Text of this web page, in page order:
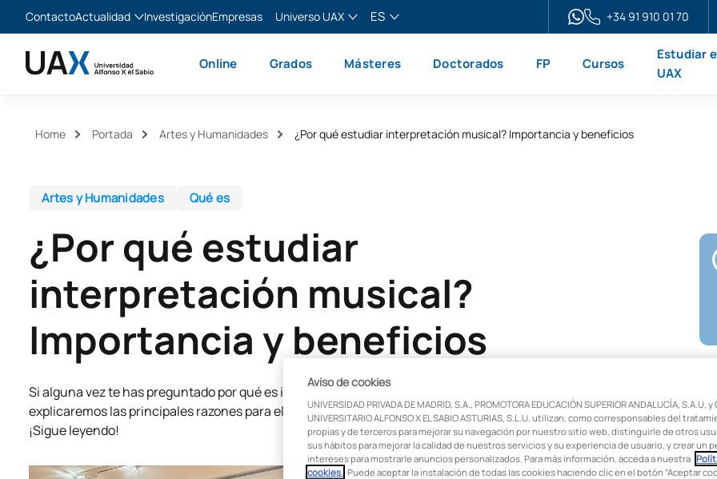
ContactoActualidad
Noticias
InvestigaciónEmpresas
Universo UAX
XTART
ES
English
+34 91 910 01 70
Online Grados Másteres Doctorados FP Cursos
Estudiar
UAX
Home Portada Artes y Humanidades ¿Por qué estudiar interpretación musical? Importancia y beneficios
Artes y Humanidades Qué es
¿Por qué estudiar
interpretación musical?
Importancia y beneficios
Si alguna vez te has preguntado por qué es importante estudiar música, en este artículo te
explicaremos las principales razones para elegir esta carrera y todo lo que aporta al ser humano.
¡Sigue leyendo!
Aviso de cookies
UNIVERSIDAD PRIVADA DE MADRID, S.A., PROMOTORA EDUCACIÓN SUPERIOR ANDALUCÍA, S.A.U. y
UNIVERSITARIO ALFONSO X EL SABIO ASTURIAS, S.L.U. utilizan, como corresponsables del
propias y de terceros para mejorar su navegación por nuestro sitio web, distinguirle de otros
sus hábitos para mejorar la calidad de nuestros servicios y su experiencia de usuario, y crear un
intereses para mostrarle anuncios personalizados. Para más información, acceda a nuestra
cookies. . Puede aceptar la instalación de todas las cookies haciendo clic en el botón “Aceptar